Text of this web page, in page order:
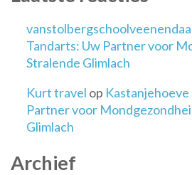
Tandarts: Uw Partner voor
Stralende Glimlach
Kurt travel op
Partner voor
Glimlach
Archief